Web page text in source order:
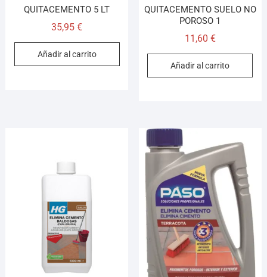
QUITACEMENTO 5 LT
35,95€
Añadir al carrito
QUITACEMENTO SUELO NO
POROSO 1
11,60 €
Añadir al carrito